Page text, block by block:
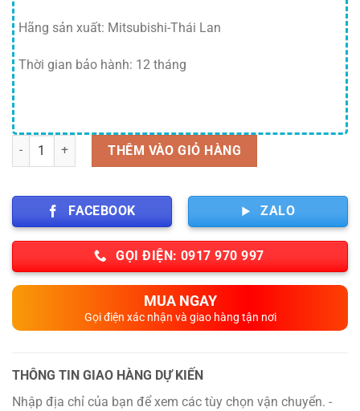
Hãng sản xuất: Mitsubishi-Thái Lan
Thời gian bảo hành: 12 tháng
Số lượng THÊM VÀO GIỎ HÀNG
FACEBOOK ZALO
GỌI ĐIỆN: 0917 970 997
MUA NGAY
Gọi điện xác nhận và giao hàng tận nơi
THÔNG TIN GIAO HÀNG DỰ KIẾN
Nhập địa chỉ của bạn để xem các tùy chọn vận chuyển. -